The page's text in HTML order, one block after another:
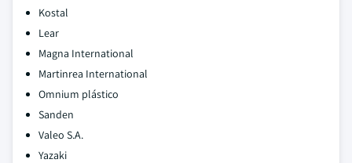
Kostal
Lear
Magna International
Martinrea International
Omnium plástico
Sanden
Valeo S.A.
Yazaki